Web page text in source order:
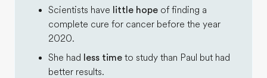
Scientists have little hope of finding a
complete cure for cancer before the year
2020.
She had
less time to study than Paul but had
better results.